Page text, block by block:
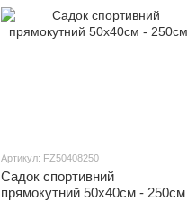
Артикул: FZ50408250
Садок спортивний
прямокутний 50x40cм - 250cм